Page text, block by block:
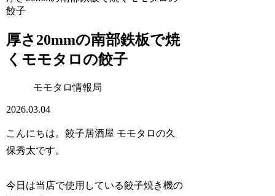
餃子
厚さ20mmの南部鉄板で焼
くモモタロの餃子
モモタロ情報局
2026.03.04
こんにちは。餃子居酒屋 モモタロの久
保秀太です。
今日は当店で使用している餃子焼き機の